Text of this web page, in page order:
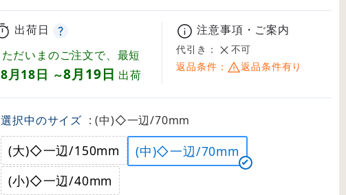
出荷日
ただいまのご注文で、最短
8月18日 ～8月19日 出荷
注意事項・ご案内
代引き：
不可
返品条件：
返品条件有り
選択中のサイズ : (中)◇一辺/70mm
(大)◇一辺/150mm
(中)◇一辺/70mm
(小)◇一辺/40mm